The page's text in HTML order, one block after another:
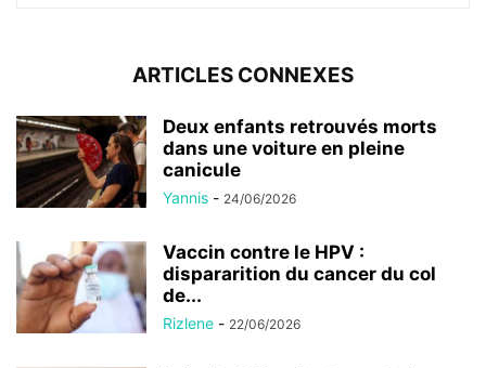
ARTICLES CONNEXES
Deux enfants retrouvés morts
dans une voiture en pleine
canicule
Yannis - 24/06/2026
Vaccin contre le HPV :
dispararition du cancer du col
de...
Rizlene - 22/06/2026